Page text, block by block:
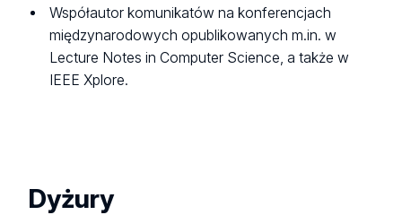
Współautor komunikatów na konferencjach
międzynarodowych opublikowanych m.in. w
Lecture Notes in Computer Science, a także w
IEEE Xplore.
Dyżury